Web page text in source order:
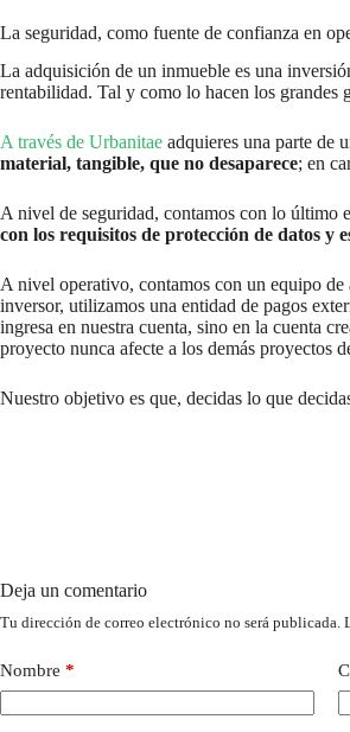
La seguridad, como fuente de confianza en
La adquisición de un inmueble es una
rentabilidad. Tal y como lo hacen los grandes
A través de Urbanitae adquieres una parte de
material, tangible, que no desaparece; en
A nivel de seguridad, contamos con lo último
con los requisitos de protección de datos y
A nivel operativo, contamos con un equipo
inversor, utilizamos una entidad de pagos
ingresa en nuestra cuenta, sino en la cuenta
proyecto nunca afecte a los demás proyectos
Nuestro objetivo es que, decidas lo que
Deja un comentario
Tu dirección de correo electrónico no será publicada.
Nombre *